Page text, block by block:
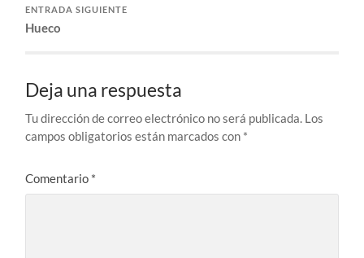
ENTRADA SIGUIENTE
Hueco
Deja una respuesta
Tu dirección de correo electrónico no será publicada. Los
campos obligatorios están marcados con *
Comentario *